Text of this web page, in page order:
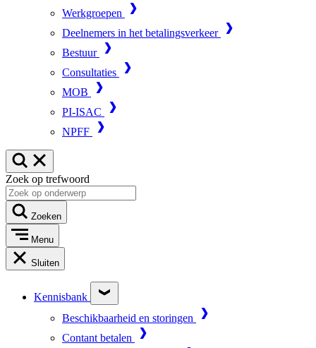
Werkgroepen
Deelnemers in het betalingsverkeer
Bestuur
Consultaties
MOB
PI-ISAC
NPFF
Zoek op trefwoord
Zoeken
Menu
Sluiten
Kennisbank
Beschikbaarheid en storingen
Contant betalen